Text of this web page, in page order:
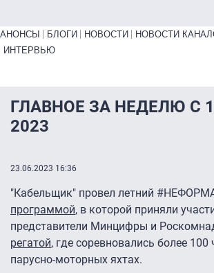
Primary links bottom
АНОНСЫ БЛОГИ НОВОСТИ НОВОСТИ
ИНТЕРВЬЮ
ГЛАВНОЕ ЗА НЕДЕЛЮ С
2023
23.06.2023 16:36
"Кабельщик" провел летний
программой, в которой приняли
представители Минцифры и
регатой, где соревновались более 100
парусно-моторных яхтах.